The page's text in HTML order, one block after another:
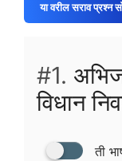
या वरील सराव प्रश्न
#1.
विधान
ती